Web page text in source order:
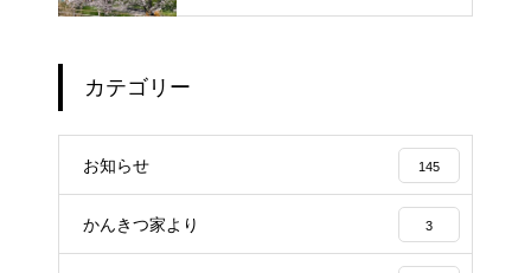
カテゴリー
お知らせ 145
かんきつ家より 3